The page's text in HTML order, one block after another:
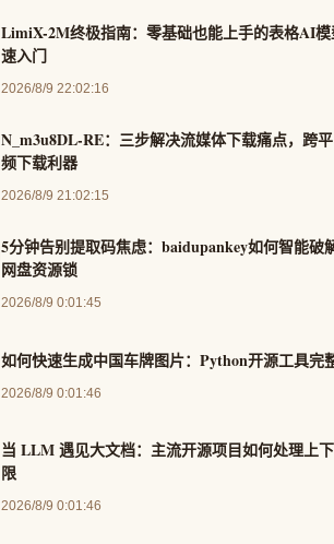
LimiX-2M终极指南：零基础也能上手的表格AI
速入门
2026/8/9 22:02:16
N_m3u8DL-RE：三步解决流媒体下载痛点，跨
频下载利器
2026/8/9 21:02:15
5分钟告别提取码焦虑：baidupankey如何智能破
网盘资源锁
2026/8/9 0:01:45
如何快速生成中国车牌图片：Python开源工具完
2026/8/9 0:01:46
当 LLM 遇见大文档：主流开源项目如何处理上
限
2026/8/9 0:01:46